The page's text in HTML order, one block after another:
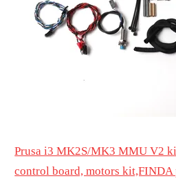
Prusa i3 MK2S/MK3 MMU V2
control board, motors kit,FINDA